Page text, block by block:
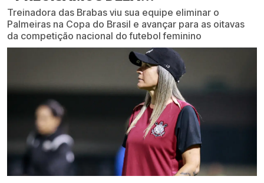
Treinadora das Brabas viu sua equipe eliminar o
Palmeiras na Copa do Brasil e avançar para as oitavas
da competição nacional do futebol feminino